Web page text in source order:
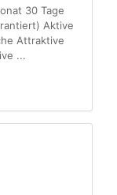
30 Tage
Aktive
Attraktive
...